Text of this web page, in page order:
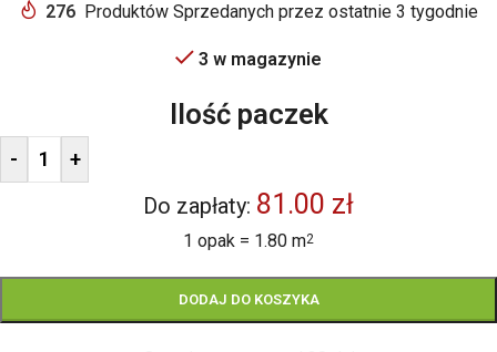
276 Produktów Sprzedanych przez ostatnie 3 tygodnie
3 w magazynie
Ilość paczek
- +
Do zapłaty: 81.00 zł
1 opak = 1.80 m2
DODAJ DO KOSZYKA